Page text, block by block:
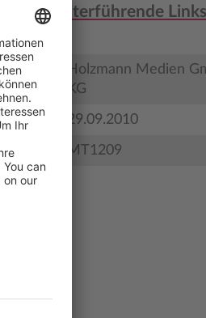
& weiterführende Links
Holzmann Medien
KG
29.09.2010
MT1209